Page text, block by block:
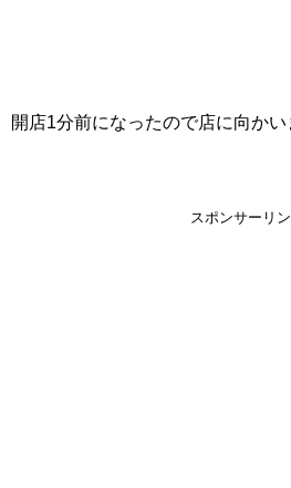
開店1分前になったので店に向かい
スポンサーリ